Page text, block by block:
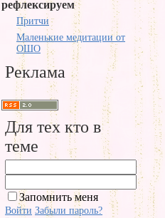
рефлексируем
Притчи
Маленькие медитации от
ОШО
Реклама
Для тех кто в
теме
Запомнить меня
Войти Забыли пароль?